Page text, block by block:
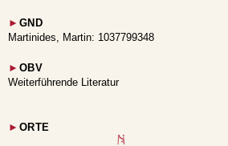
► GND
Martinides, Martin: 1037799348
► OBV
Weiterführende Literatur
► ORTE